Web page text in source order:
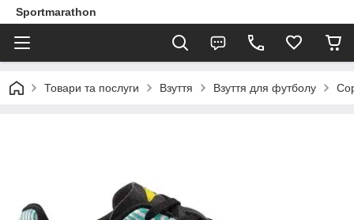
Sportmarathon
Товари та послуги Взуття Взуття для футболу